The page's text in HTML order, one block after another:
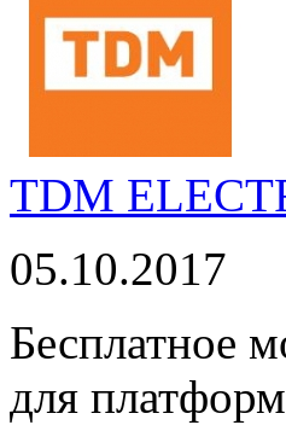
TDM
05.10.2017
Бесплатное
для